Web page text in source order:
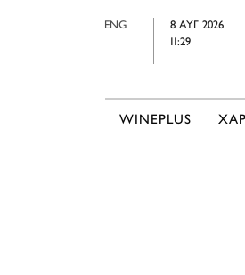
ENG
8 ΑΥΓ 2026
11:29
WINEPLUS